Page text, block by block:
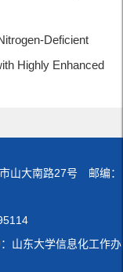
Deficient
Highly Enhanced
山大南路27号 邮编：
山东大学信息化工作办